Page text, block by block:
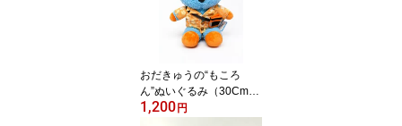
おだきゅうの“もころ
ん”ぬいぐるみ（30Cmタ
イプ）用アロハシャツ※
1,200 円